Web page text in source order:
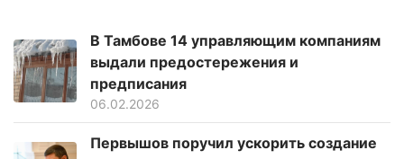
В Тамбове 14 управляющим компаниям
выдали предостережения и
предписания
06.02.2026
Первышов поручил ускорить создание